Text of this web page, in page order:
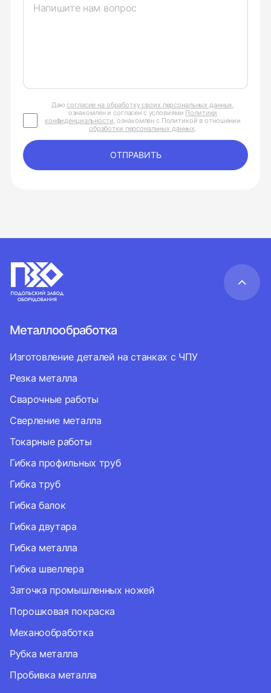
Даюсогласие на обработку своих персональных данных,
ознакомлен и согласен с условиями Политики
конфиденциальности, ознакомлен с Политикой в отношении
обработки персональных данных.
ОТПРАВИТЬ
Металлообработка
Изготовление деталей на станках с ЧПУ
Резка металла
Сварочные работы
Сверление металла
Токарные работы
Гибка профильных труб
Гибка труб
Гибка балок
Гибка двутара
Гибка металла
Гибка швеллера
Заточка промышленных ножей
Порошковая покраска
Механообработка
Рубка металла
Пробивка металла